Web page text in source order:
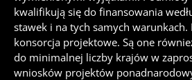
kwalifikują się do finansowania
stawek i na tych samych warunkach.
konsorcja projektowe. Są one
do minimalnej liczby krajów w
wniosków projektów